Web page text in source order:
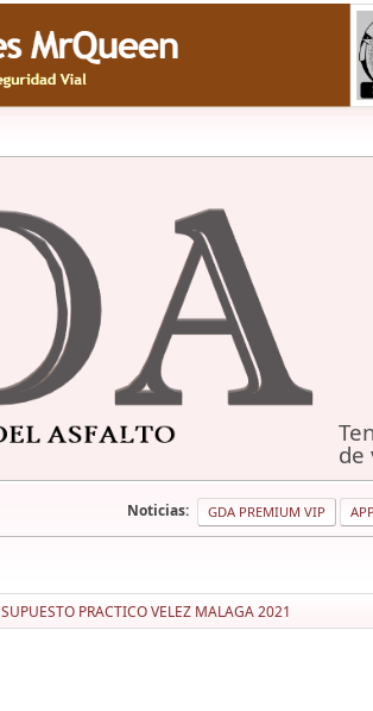
de
Noticias: GDA PREMIUM VIP
SUPUESTO PRACTICO VELEZ MALAGA 2021